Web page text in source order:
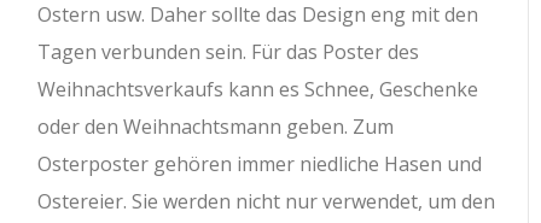
Ostern usw. Daher sollte das Design eng mit den
Tagen verbunden sein. Für das Poster des
Weihnachtsverkaufs kann es Schnee, Geschenke
oder den Weihnachtsmann geben. Zum
Osterposter gehören immer niedliche Hasen und
Ostereier. Sie werden nicht nur verwendet, um den